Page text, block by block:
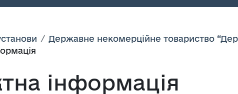
Державне некомерційне товариство
інформація